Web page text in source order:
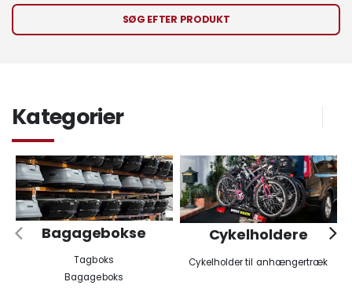
SØG EFTER PRODUKT
Kategorier
Bagagebokse
Tagboks
Bagageboks
Cykelholdere
Cykelholder til anhængertræk